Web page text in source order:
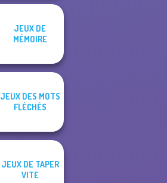
JEUX DE
MÉMOIRE
JEUX DES MOTS
FLÉCHÉS
JEUX DE TAPER
VITE